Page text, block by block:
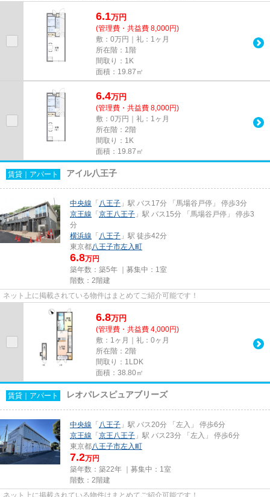
6.1万円
(管理費・共益費 8,000円)
敷：0万円｜礼：1ヶ月
所在階：1階
間取り：1K
面積：19.87㎡
6.4万円
(管理費・共益費 8,000円)
敷：0万円｜礼：1ヶ月
所在階：2階
間取り：1K
面積：19.87㎡
賃貸｜アパート アイル八王子
中央線 「 八王子 」駅 バス17分 「馬場谷戸停」 停歩3分
京王線 「京王八王子 」駅 バス15分 「馬場谷戸停」 停歩3
分
横浜線 「 八王子 」駅 徒歩42分
東京都八王子市左入町
6.8万円
築年数：築5年 ｜募集中： 1室
階数：2階建
ネット上に掲載されている物件はまとめてご紹介可能です！
6.8万円
(管理費・共益費 4,000円)
敷：1ヶ月｜礼：0ヶ月
所在階：2階
間取り：1LDK
面積：38.80㎡
賃貸｜アパート レオパレスピュアブリーズ
中央線 「 八王子 」駅 バス20分 「左入」 停歩6分
京王線 「京王八王子 」駅 バス23分 「左入」 停歩6分
東京都八王子市左入町
7.2万円
築年数：築22年 ｜募集中： 1室
階数：2階建
ネット上に掲載されている物件はまとめてご紹介可能です！